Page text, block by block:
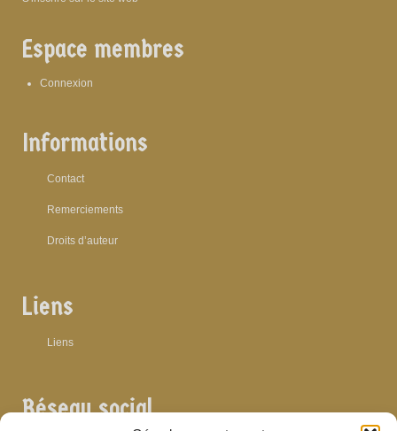
Espace membres
Connexion
Informations
Contact
Remerciements
Droits d’auteur
Liens
Liens
Réseau social